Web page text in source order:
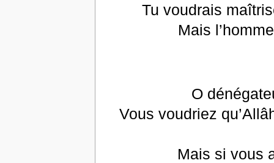
Tu voudrais
Mais
O
Vous voudriez
Mais si vous